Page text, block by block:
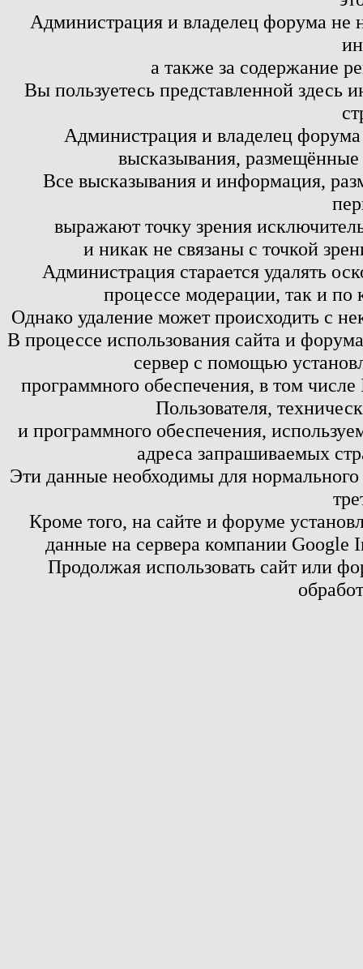
Администрация и владелец форума не
а также за содержание
Вы пользуетесь представленной здесь
Администрация и владелец
высказывания,
Все высказывания и информация,
выражают точку зрения
и никак не связаны с точкой
Администрация старается удалять
процессе модерации, так и по
Однако удаление может происходить с
В процессе использования сайта и
сервер с помощью
программного обеспечения, в том
Пользователя,
и программного обеспечения,
адреса запрашиваемых
Эти данные необходимы для
Кроме того, на сайте и форуме
данные на сервера компании
Продолжая использовать сайт или